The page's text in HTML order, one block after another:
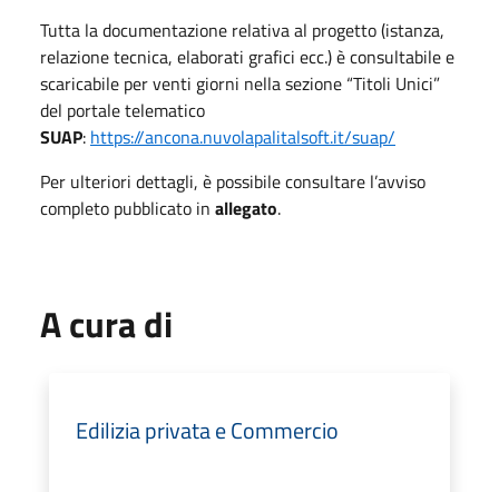
Tutta la documentazione relativa al progetto (istanza,
relazione tecnica, elaborati grafici ecc.) è consultabile e
scaricabile per venti giorni nella sezione “Titoli Unici”
del portale telematico
SUAP: https://ancona.nuvolapalitalsoft.it/suap/
Per ulteriori dettagli, è possibile consultare l’avviso
completo pubblicato in allegato.
A cura di
Edilizia privata e Commercio